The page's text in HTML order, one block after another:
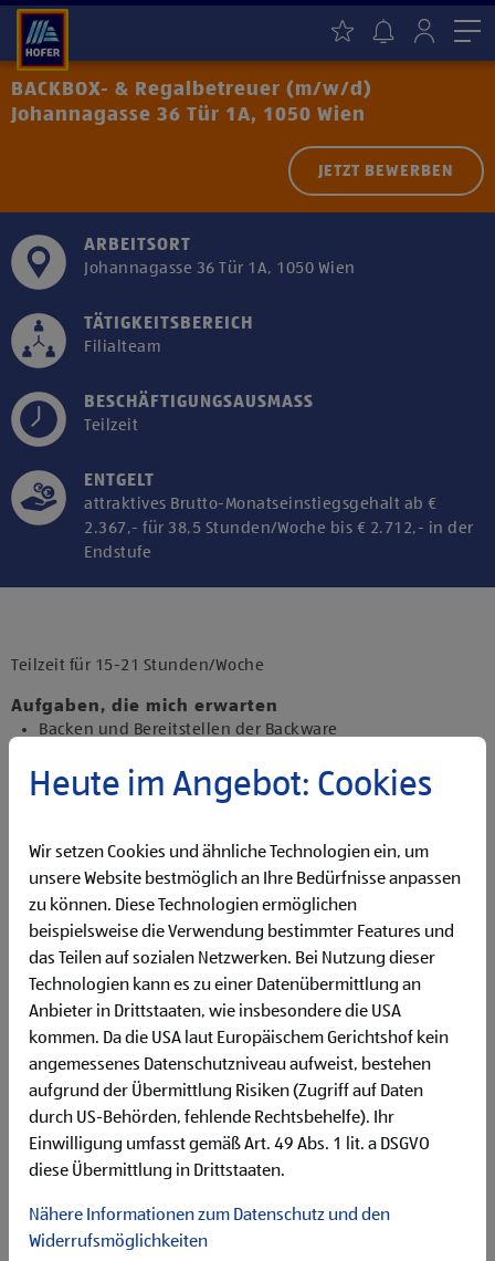
BACKBOX- & Regalbetreuer (m/w/d)
Johannagasse 36 Tür 1A, 1050 Wien
JETZT BEWERBEN
ARBEITSORT
Johannagasse 36 Tür 1A, 1050 Wien
TÄTIGKEITSBEREICH
Filialteam
BESCHÄFTIGUNGSAUSMASS
Teilzeit
ENTGELT
attraktives Brutto-Monatseinstiegsgehalt ab €
2.367,- für 38,5 Stunden/Woche bis € 2.712,- in der
Endstufe
Drittanbietern zu, um diesen Inhalt
Teilzeit für 15-21 Stunden/Woche
Aufgaben, die mich erwarten
Backen und Bereitstellen der Backware
Präsentieren von Obst und Gemüse sowie Durchführen
von Qualitätskontrollen
Reinigen der Filiale
Betreuen der Pfandrückgabeautomaten
Qualifikationen, die ich mitbringe
Flexibilität für Früh- und Spätdienste (Montag bis
Samstag)
Begeisterung im Handel zu arbeiten und den
Unternehmenserfolg mitzugestalten
Freude an der Arbeit im Team für ein motiviertes
Miteinander
Bereitschaft zu körperlich anspruchsvollen Tätigkeiten
freundlich im Umgang mit Kund:innen für eine
angenehme Einkaufsatmosphäre
zuverlässige und organisierte Arbeitsweise zur
Angebote, die mich überzeugen
Heute im Angebot: Cookies
Wir setzen Cookies und ähnliche Technologien ein, um
unsere Website bestmöglich an Ihre Bedürfnisse anpassen
zu können. Diese Technologien ermöglichen
beispielsweise die Verwendung bestimmter Features und
das Teilen auf sozialen Netzwerken. Bei Nutzung dieser
Technologien kann es zu einer Datenübermittlung an
Anbieter in Drittstaaten, wie insbesondere die USA
kommen. Da die USA laut Europäischem Gerichtshof kein
angemessenes Datenschutzniveau aufweist, bestehen
aufgrund der Übermittlung Risiken (Zugriff auf Daten
durch US-Behörden, fehlende Rechtsbehelfe). Ihr
Einwilligung umfasst gemäß Art. 49 Abs. 1 lit. a DSGVO
diese Übermittlung in Drittstaaten.
Nähere Informationen zum Datenschutz und den
Widerrufsmöglichkeiten